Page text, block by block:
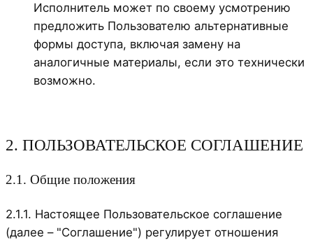
Исполнитель может по своему усмотрению
предложить Пользователю альтернативные
формы доступа, включая замену на
аналогичные материалы, если это технически
возможно.
2. ПОЛЬЗОВАТЕЛЬСКОЕ СОГЛАШЕНИЕ
2.1. Общие положения
2.1.1. Настоящее Пользовательское соглашение
(далее – "Соглашение") регулирует отношения